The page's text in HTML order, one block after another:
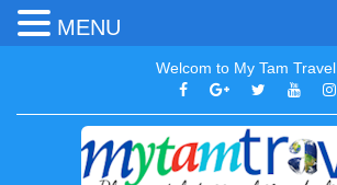
Welcom to My Tam Travel
MENU